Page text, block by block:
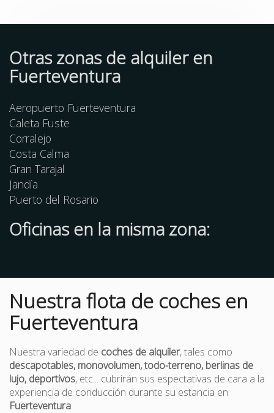
Otras zonas de alquiler en
Fuerteventura
Aeropuerto Fuerteventura
Caleta Fuste
Corralejo
Costa Calma
Gran Tarajal
Jandía
Puerto del Rosario
Oficinas en la misma zona:
Nuestra flota de coches en
Fuerteventura
Nuestra variedad de coches de alquiler, tales como
descapotables, monovolumen, todo-terreno, berlinas de
lujo, deportivos, etc... cubrirán sus espectativas de cara a la
experiencia de conducción durante su estancia en
Fuerteventura.